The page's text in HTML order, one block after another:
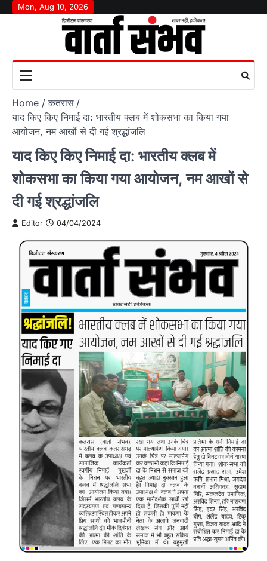
SkipMon, Aug 10, 2026
Home
कतरास
याद किए किए निमाई दा: भारतीय क्लब में शोकसभा का किया गया
आयोजन, नम आखों से दी गई श्रद्धांजलि
याद किए किए निमाई दा: भारतीय क्लब में
शोकसभा का किया गया आयोजन, नम आखों से
दी गई श्रद्धांजलि
Editor 04/04/2024